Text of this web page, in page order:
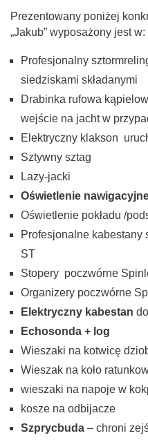
Prezentowany poniżej
„Jakub” wyposażony jest w:
Profesjonalny
siedziskami składanymi
Drabinka rufowa
wejście na jacht w
Elektryczny klakson
Sztywny sztag
Lazy-jacki
Oświetlenie
Oświetlenie pokładu /
Profesjonalne kabestany
ST
Stopery poczwórne
Organizery poczwórne
Elektryczny kabestan
Echosonda + log
Wieszaki na kotwicę
Wieszak na koło
wieszaki na napoje w
kosze na odbijacze
Szprycbuda – chroni